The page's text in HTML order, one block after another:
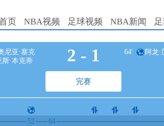
页 NBA视频 足球视频 NBA新闻
尼亚·塞克
斯·本克蒂
2 - 1
完赛
64' 阿龙·
52 64